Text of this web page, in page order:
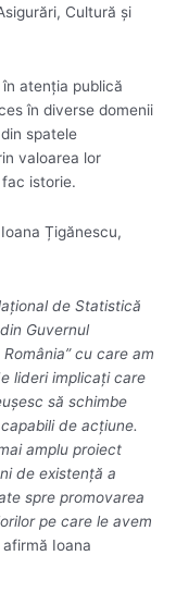
Cultură și
atenția publică
în diverse domenii
spatele
valoarea lor
istorie.
Țigănescu,
de Statistică
Guvernul
cu care am
lideri implicați care
să schimbe
de acțiune.
amplu proiect
de existență a
spre promovarea
pe care le avem
afirmă Ioana